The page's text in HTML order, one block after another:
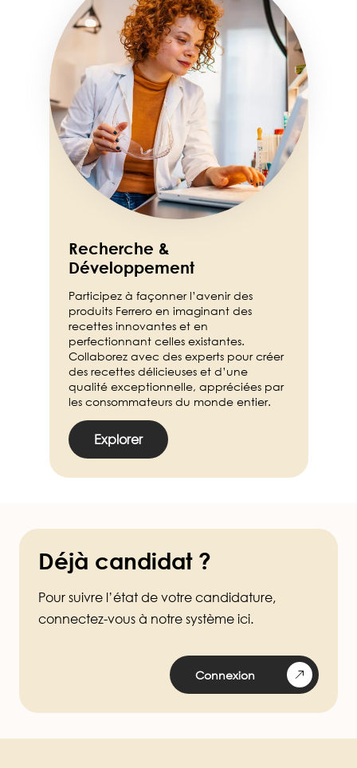
Recherche &
Développement
Participez à façonner l’avenir des
produits Ferrero en imaginant des
recettes innovantes et en
perfectionnant celles existantes.
Collaborez avec des experts pour créer
des recettes délicieuses et d’une
qualité exceptionnelle, appréciées par
les consommateurs du monde entier.
Explorer
Déjà candidat ?
Pour suivre l’état de votre candidature,
connectez-vous à notre système ici.
Connexion